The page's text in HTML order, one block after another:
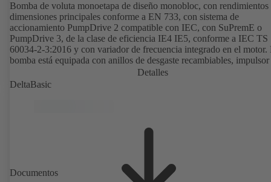
Bomba de voluta monoetapa de diseño monobloc, con rendimientos
dimensiones principales conforme a EN 733, con sistema de
accionamiento PumpDrive 2 compatible con IEC, con SuPremE o
PumpDrive 3, de la clase de eficiencia IE4 IE5, conforme a IEC TS
60034-2-3:2016 y con variador de frecuencia integrado en el motor.
bomba está equipada con anillos de desgaste recambiables,
cerrado con álabes curvados, cierres mecánicos simples o dobles
EN 12756, eje con casquillo protector intercambiable en la zona del
IEC 60072; las dimensiones de la superficie envolvente son
Detalles
DeltaBasic
Documentos